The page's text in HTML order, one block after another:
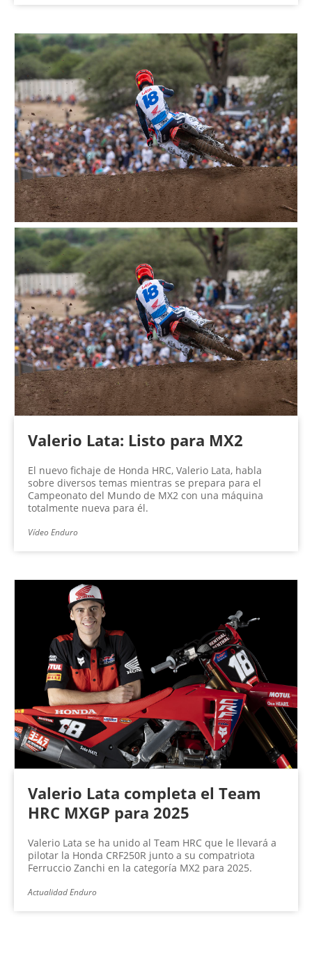
Valerio Lata: Listo para MX2
El nuevo fichaje de Honda HRC, Valerio Lata, habla
sobre diversos temas mientras se prepara para el
Campeonato del Mundo de MX2 con una máquina
totalmente nueva para él.
Vídeo Enduro
Valerio Lata completa el Team
HRC MXGP para 2025
Valerio Lata se ha unido al Team HRC que le llevará a
pilotar la Honda CRF250R junto a su compatriota
Ferruccio Zanchi en la categoría MX2 para 2025.
Actualidad Enduro